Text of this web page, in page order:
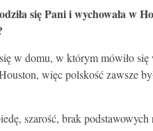
się Pani i wychowała w
w domu, w którym mówiło
więc polskość zawsze
szarość, brak